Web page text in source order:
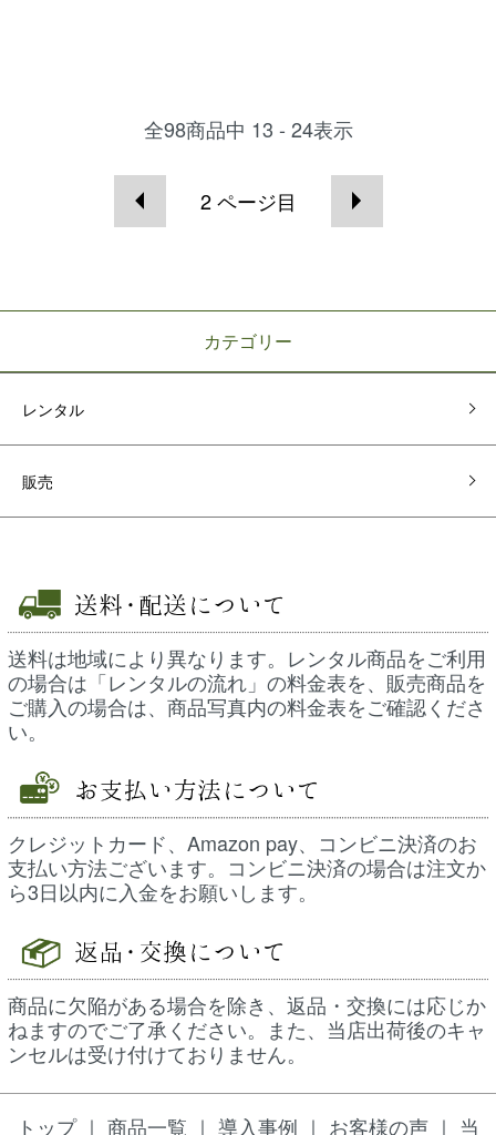
全98商品中 13 - 24表示
2ページ目
カテゴリー
レンタル
販売
送料は地域により異なります。 レンタル商品をご利用
の場合は 「レンタルの流れ 」の料金表を、 販売商品を
ご購入の場合は、 商品写真内の料金表をご確認くださ
い。
クレジットカード、Amazon pay、 コンビニ決済のお
支払い方法ございます。 コンビニ決済の場合は注文か
ら3日以内に入金をお願いします。
商品に欠陥がある場合を除き、返品・交換には応じか
ねますのでご了承ください。
また、当店出荷後のキャ
ンセルは受け付けておりません。
トップ｜ 商品一覧 ｜ 導入事例 ｜ お客様の声 ｜ 当